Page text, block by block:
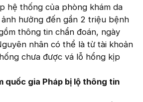
hệ thống của phòng khám da
hưởng đến gần 2 triệu bệnh
thông tin chẩn đoán, ngày
nhân có thể là từ tài khoản
chưa được vá lỗ hổng kịp
quốc gia Pháp bị lộ thông tin